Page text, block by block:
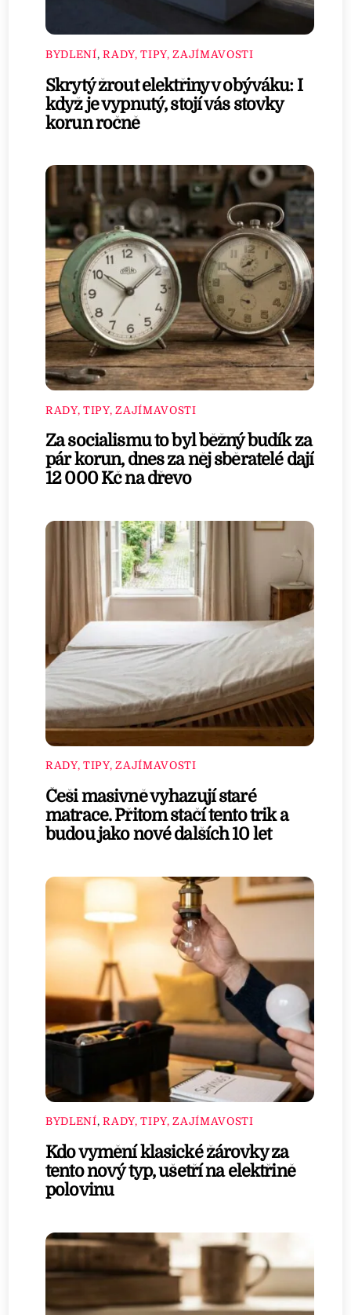
BYDLENÍ,RADY, TIPY, ZAJÍMAVOSTI
Skrytý žrout elektřiny v obýváku: I
když je vypnutý, stojí vás stovky
korun ročně
RADY, TIPY, ZAJÍMAVOSTI
Za socialismu to byl běžný budík za
pár korun, dnes za něj sběratelé dají
12 000 Kč na dřevo
RADY, TIPY, ZAJÍMAVOSTI
Češi masivně vyhazují staré
matrace. Přitom stačí tento trik a
budou jako nové dalších 10 let
BYDLENÍ,RADY, TIPY, ZAJÍMAVOSTI
Kdo vymění klasické žárovky za
tento nový typ, ušetří na elektřině
polovinu